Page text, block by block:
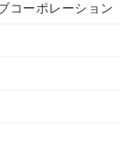
コーポレーション